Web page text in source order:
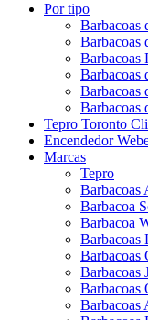
Por tipo
Barbacoas
Barbacoas
Barbacoas
Barbacoas
Barbacoas
Barbacoas
Tepro Toronto
Encendedor
Marcas
Tepro
Barbacoas
Barbacoa
Barbacoa
Barbacoas
Barbacoas
Barbacoas
Barbacoas
Barbacoas